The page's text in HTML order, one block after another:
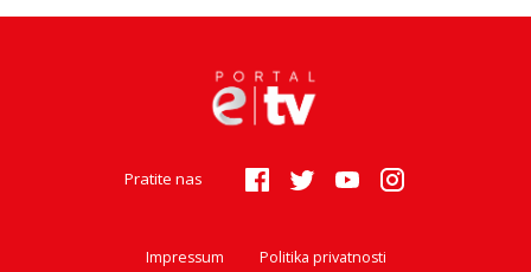
Pratite nas
Impressum Politika privatnosti